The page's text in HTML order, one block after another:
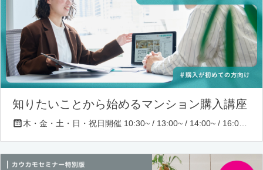
知りたいことから始めるマンション購入講座